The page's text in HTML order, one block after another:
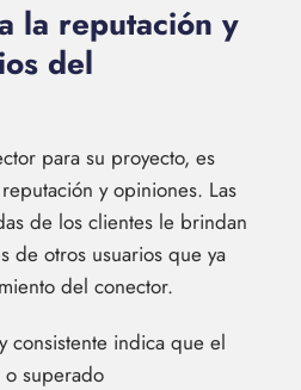
la reputación y
del
para su proyecto, es
y opiniones. Las
de los clientes le brindan
de otros usuarios que ya
del conector.
consistente indica que el
superado